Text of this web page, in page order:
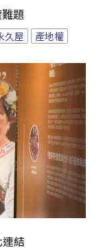
題
久屋 產地權
連結